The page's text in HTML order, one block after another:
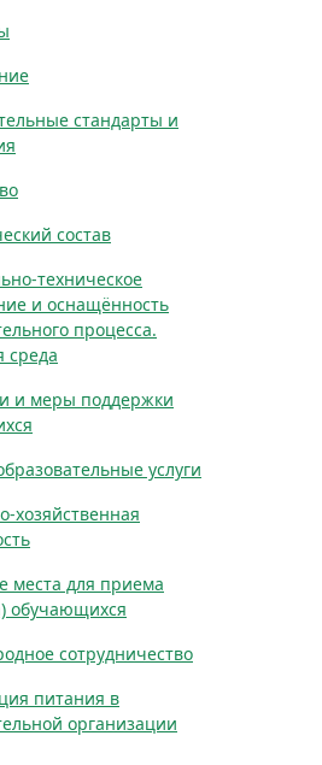
стандарты и
состав
техническое
и оснащённость
процесса.
среда
и меры поддержки
услуги
хозяйственная
места для приема
обучающихся
сотрудничество
питания в
организации